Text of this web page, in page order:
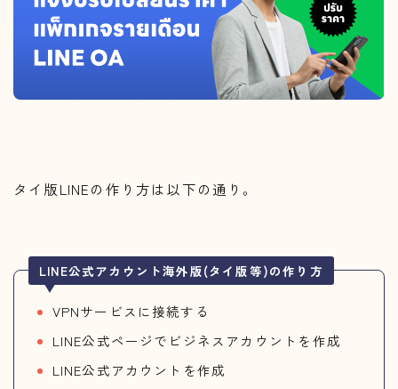
タイ版LINEの作り方は以下の通り。
LINE公式アカウント海外版(タイ版等)の作り方
VPNサービスに接続する
LINE公式ページでビジネスアカウントを作成
LINE公式アカウントを作成